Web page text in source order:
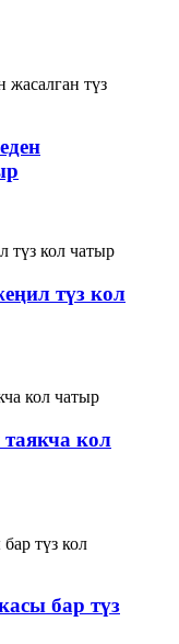
түз кол
кол
бар түз